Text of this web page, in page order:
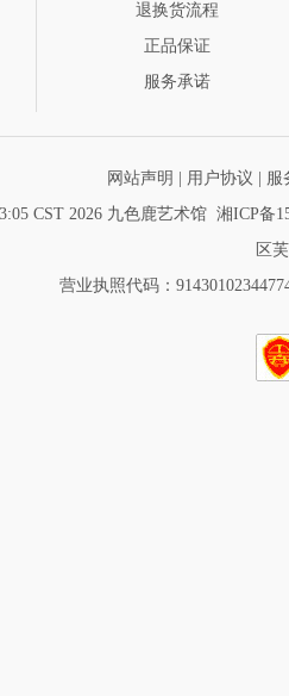
退换货流程
正品保证
服务承诺
网站声明 用户协议
服
CST 2026 九色鹿艺术馆 湘ICP备
区
营业执照代码：